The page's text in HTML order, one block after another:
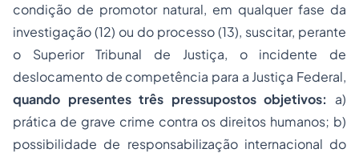
condição de promotor natural, em qualquer fase da
investigação (12) ou do processo (13), suscitar, perante
o Superior Tribunal de Justiça, o incidente de
deslocamento de competência para a Justiça Federal,
quando presentes três pressupostos objetivos:
a)
prática de grave crime contra os direitos humanos; b)
possibilidade de responsabilização internacional do